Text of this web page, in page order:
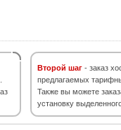
Второй шаг - заказ
предлагаемых
Также вы можете
установку